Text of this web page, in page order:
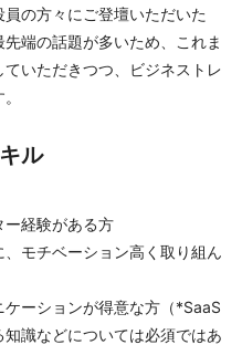
の方々にご登壇いただいた
端の話題が多いため、これま
いただきつつ、ビジネストレ
ル
ー経験がある方
、モチベーション高く取り組ん
ケーションが得意な方（*SaaS
識などについては必須ではあ